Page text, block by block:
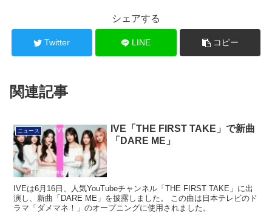
シェアする
Twitter LINE コピー
関連記事
ニュース
IVE「THE FIRST TAKE」で新曲
「DARE ME」
IVEは6月16日、人気YouTubeチャンネル「THE FIRST TAKE」に出
演し、新曲「DARE ME」を披露しました。 この曲は日本テレビのド
ラマ「ダメマネ！」のオープニングに使用されました。